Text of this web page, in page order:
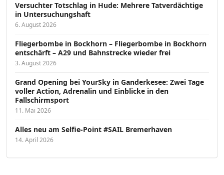
Versucht­er Totschlag in Hude: Mehrere Tatverdächtige
in Untersuchungshaft
6. August 2026
Fliegerbombe in Bockhorn – Fliegerbombe in Bockhorn
entschärft – A29 und Bahnstrecke wieder frei
3. August 2026
Grand Opening bei YourSky in Ganderkesee: Zwei Tage
voller Action, Adrenalin und Einblicke in den
Fallschirmsport
11. Mai 2026
Alles neu am Selfie-Point #SAIL Bremerhaven
14. April 2026